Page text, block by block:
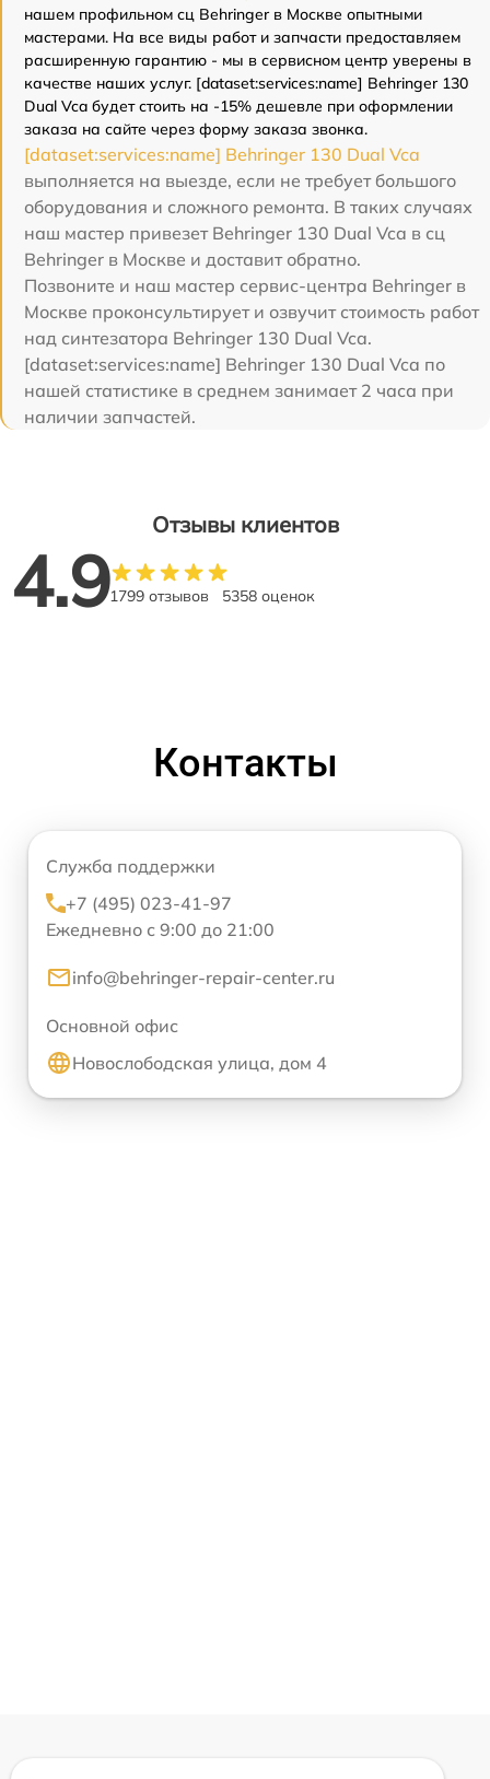
нашем профильном сц Behringer в Москве опытными
мастерами. На все виды работ и запчасти предоставляем
расширенную гарантию - мы в сервисном центр уверены в
качестве наших услуг. [dataset:services:name] Behringer 130
Dual Vca будет стоить на -15% дешевле при оформлении
заказа на сайте через форму заказа звонка.
[dataset:services:name] Behringer 130 Dual Vca
выполняется на выезде, если не требует большого
оборудования и сложного ремонта. В таких случаях
наш мастер привезет Behringer 130 Dual Vca в сц
Behringer в Москве и доставит обратно.
Позвоните и наш мастер сервис-центра Behringer в
Москве проконсультирует и озвучит стоимость работ
над синтезатора Behringer 130 Dual Vca.
[dataset:services:name] Behringer 130 Dual Vca по
нашей статистике в среднем занимает 2 часа при
наличии запчастей.
Отзывы клиентов
4.91799 отзывов 5358 оценок
Контакты
Служба поддержки
+7 (495) 023-41-97
Ежедневно с 9:00 до 21:00
info@behringer-repair-center.ru
Основной офис
Новослободская улица, дом 4